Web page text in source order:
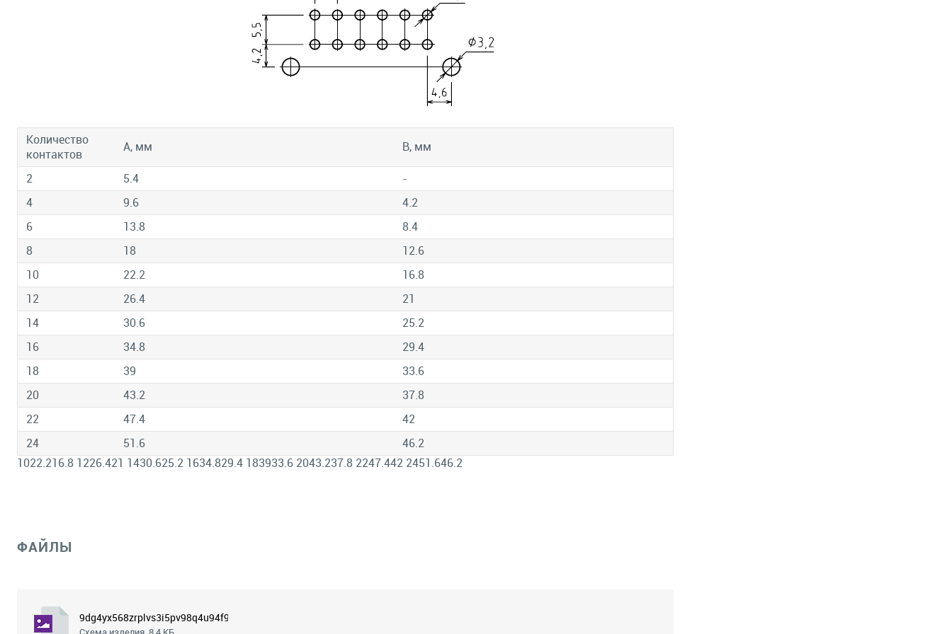
Количество
контактов
А, мм В, мм
2 5.4
-
4
9.6
4.2
6
13.8
8.4
8
18
12.6
10
22.2
16.8
12
26.4
21
14
30.6
25.2
16
34.8
29.4
18
39
33.6
20
43.2
37.8
22
47.4
42
24
51.6
46.2
1022.216.8 1226.421 1430.625.2 1634.829.4 183933.6 2043.237.8 2247.442 2451.646.2
ФАЙЛЫ
9dg4yx568zrplvs3i5pv98q4u94f9agw.png